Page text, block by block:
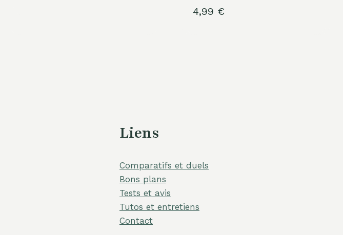
4,99 €
Liens
Comparatifs et duels
Bons plans
Tests et avis
Tutos et entretiens
Contact